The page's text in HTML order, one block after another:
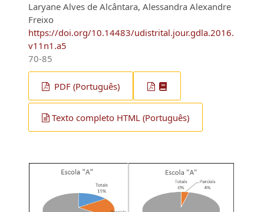
Laryane Alves de Alcântara, Alessandra Alexandre
Freixo
https://doi.org/10.14483/udistrital.jour.gdla.2016.
v11n1.a5
70-85
PDF (Português)
Texto completo HTML (Português)